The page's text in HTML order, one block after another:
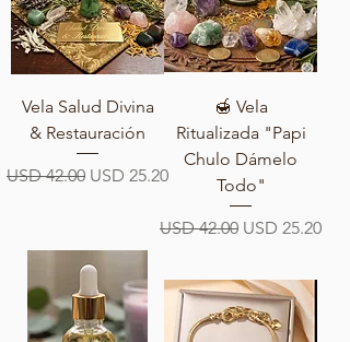
Vela Salud Divina
& Restauración
Precio
USD 42.00 Precio de oferta
USD 25.20
🍯 Vela
Ritualizada "Papi
Chulo Dámelo
Todo"
Precio
USD 42.00 Precio de
USD 25.20